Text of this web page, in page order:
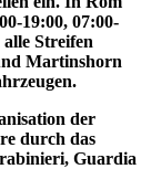
19:00, 07:00-
Streifen
Martinshorn
der
durch das
Guardia